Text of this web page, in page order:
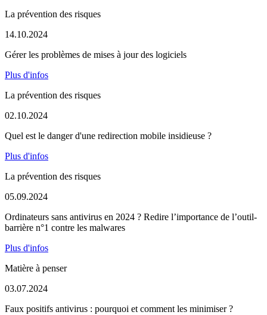
La prévention des risques
14.10.2024
Gérer les problèmes de mises à jour des logiciels
Plus d'infos
La prévention des risques
02.10.2024
Quel est le danger d'une redirection mobile insidieuse ?
Plus d'infos
La prévention des risques
05.09.2024
Ordinateurs sans antivirus en 2024 ? Redire l’importance de l’outil-
barrière n°1 contre les malwares
Plus d'infos
Matière à penser
03.07.2024
Faux positifs antivirus : pourquoi et comment les minimiser ?